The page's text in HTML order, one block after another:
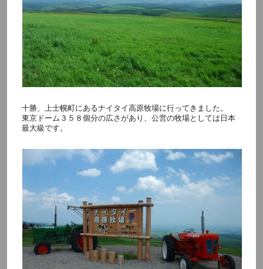
十勝、上士幌町にあるナイタイ高原牧場に行ってきました。
東京ドーム３５８個分の広さがあり、公営の牧場としては日本
最大級です。